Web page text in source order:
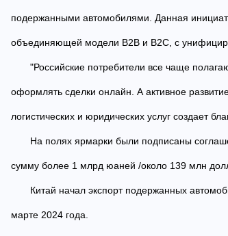
подержанными автомобилями. Данная
объединяющей модели B2B и B2C, с
"Российские потребители все чаще
оформлять сделки онлайн. А активное
логистических и юридических услуг создает
На полях ярмарки были подписаны
сумму более 1 млрд юаней /около 139 млн
Китай начал экспорт подержанных
марте 2024 года.